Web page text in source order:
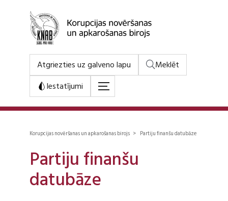
Atgriezties uz galveno lapu
Meklēt
Iestatījumi
Korupcijas novēršanas un apkarošanas birojs > Partiju finanšu datubāze
Partiju finanšu
datubāze